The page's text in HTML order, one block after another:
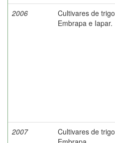
2006
Cultivares de trigo
Embrapa e Iapar.
2007
Cultivares de trigo